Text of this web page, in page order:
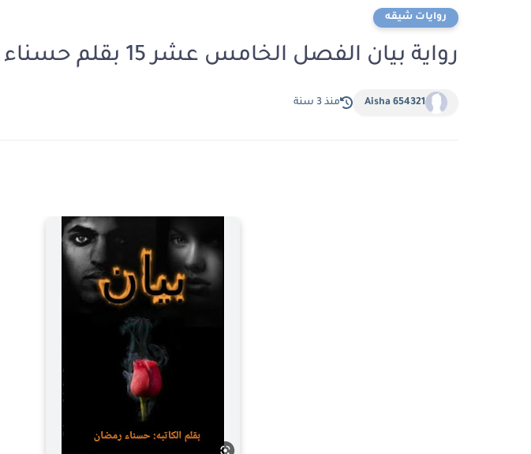
روايات شيقه
رواية بيان الفصل الخامس عشر 15 بقلم حسناء رمضان
Aisha 654321 منذ 3 سنة